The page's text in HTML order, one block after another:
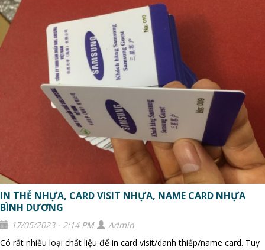
IN THẺ NHỰA, CARD VISIT NHỰA, NAME CARD NHỰA
BÌNH DƯƠNG
17/05/2023 - 2:14 PM
Admin
Có rất nhiều loại chất liệu để in card visit/danh thiếp/name card. Tuy